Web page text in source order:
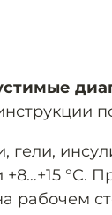
гели,
°C.
рабочем